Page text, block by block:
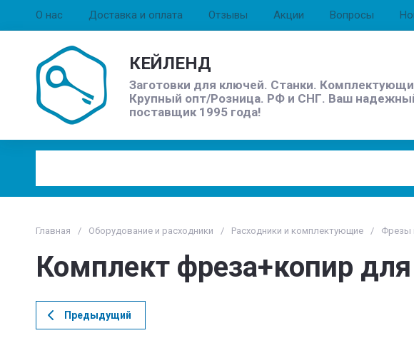
О нас Доставка и оплата Отзывы Акции Вопросы
КЕЙЛЕНД
Заготовки для ключей. Станки.
Крупный опт/Розница. РФ и СНГ. Ваш
поставщик 1995 года!
Главная / Оборудование и расходники / Расходники и комплектующие / Фрезы
Комплект фреза+копир
Предыдущий